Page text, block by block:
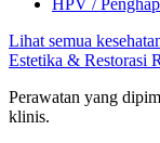
HPV /
Lihat semua
Estetika & Restorasi
Perawatan yang
klinis.